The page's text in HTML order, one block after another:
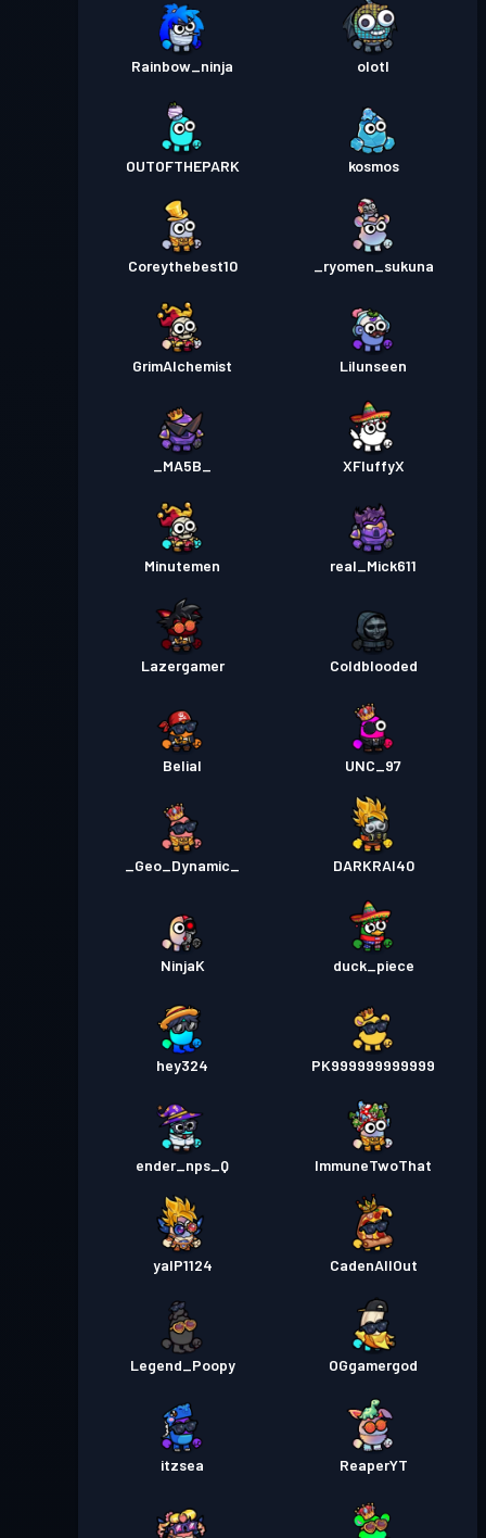
Rainbow_ninja olotl
OUTOFTHEPARK kosmos
Coreythebest10 _ryomen_sukuna
GrimAlchemist Lilunseen
_MA5B_ XFluffyX
Minutemen real_Mick611
Lazergamer Coldblooded
Belial UNC_97
_Geo_Dynamic_ DARKRAI40
NinjaK duck_piece
hey324 PK999999999999
ender_nps_Q ImmuneTwoThat
yalP1124 CadenAllOut
Legend_Poopy OGgamergod
itzsea ReaperYT